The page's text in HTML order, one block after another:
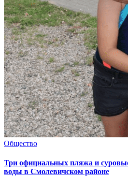
Общество
Три официальных пляжа и
воды в Смолевичском районе